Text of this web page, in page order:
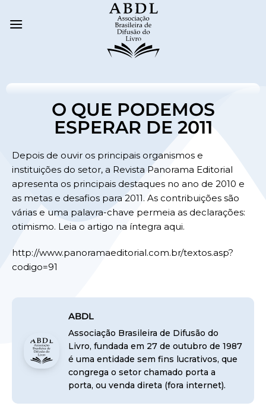
O QUE PODEMOS
ESPERAR DE 2011
Depois de ouvir os principais organismos e
instituições do setor, a Revista Panorama Editorial
apresenta os principais destaques no ano de 2010 e
as metas e desafios para 2011. As contribuições são
várias e uma palavra-chave permeia as declarações:
otimismo. Leia o artigo na íntegra aqui.
http://www.panoramaeditorial.com.br/textos.asp?
codigo=91
ABDL
Associação Brasileira de Difusão do
Livro, fundada em 27 de outubro de 1987
é uma entidade sem fins lucrativos, que
congrega o setor chamado porta a
porta, ou venda direta (fora internet).